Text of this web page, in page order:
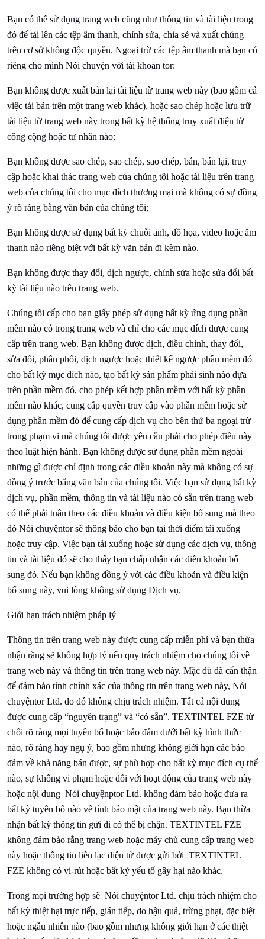
Bạn có thể sử dụng trang web cũng như thông tin và tài liệu trong
đó để tải lên các tệp âm thanh, chỉnh sửa, chia sẻ và xuất chúng
trên cơ sở không độc quyền. Ngoại trừ các tệp âm thanh mà bạn có
riêng cho mình Nói chuyện với tài khoản tor:
Bạn không được xuất bản lại tài liệu từ trang web này (bao gồm cả
việc tái bản trên một trang web khác), hoặc sao chép hoặc lưu trữ
tài liệu từ trang web này trong bất kỳ hệ thống truy xuất điện tử
công cộng hoặc tư nhân nào;
Bạn không được sao chép, sao chép, sao chép, bán, bán lại, truy
cập hoặc khai thác trang web của chúng tôi hoặc tài liệu trên trang
web của chúng tôi cho mục đích thương mại mà không có sự đồng
ý rõ ràng bằng văn bản của chúng tôi;
Bạn không được sử dụng bất kỳ chuỗi ảnh, đồ họa, video hoặc âm
thanh nào riêng biệt với bất kỳ văn bản đi kèm nào.
Bạn không được thay đổi, dịch ngược, chỉnh sửa hoặc sửa đổi bất
kỳ tài liệu nào trên trang web.
Chúng tôi cấp cho bạn giấy phép sử dụng bất kỳ ứng dụng phần
mềm nào có trong trang web và chỉ cho các mục đích được cung
cấp trên trang web. Bạn không được dịch, điều chỉnh, thay đổi,
sửa đổi, phân phối, dịch ngược hoặc thiết kế ngược phần mềm đó
cho bất kỳ mục đích nào, tạo bất kỳ sản phẩm phái sinh nào dựa
trên phần mềm đó, cho phép kết hợp phần mềm với bất kỳ phần
mềm nào khác, cung cấp quyền truy cập vào phần mềm hoặc sử
dụng phần mềm đó để cung cấp dịch vụ cho bên thứ ba ngoại trừ
trong phạm vi mà chúng tôi được yêu cầu phải cho phép điều này
theo luật hiện hành. Bạn không được sử dụng phần mềm ngoài
những gì được chỉ định trong các điều khoản này mà không có sự
đồng ý trước bằng văn bản của chúng tôi. Việc bạn sử dụng bất kỳ
dịch vụ, phần mềm, thông tin và tài liệu nào có sẵn trên trang web
có thể phải tuân theo các điều khoản và điều kiện bổ sung mà theo
đó Nói chuyệntor sẽ thông báo cho bạn tại thời điểm tải xuống
hoặc truy cập. Việc bạn tải xuống hoặc sử dụng các dịch vụ, thông
tin và tài liệu đó sẽ cho thấy bạn chấp nhận các điều khoản bổ
sung đó. Nếu bạn không đồng ý với các điều khoản và điều kiện
bổ sung này, vui lòng không sử dụng Dịch vụ.
Giới hạn trách nhiệm pháp lý
Thông tin trên trang web này được cung cấp miễn phí và bạn thừa
nhận rằng sẽ không hợp lý nếu quy trách nhiệm cho chúng tôi về
trang web này và thông tin trên trang web này. Mặc dù đã cẩn thận
để đảm bảo tính chính xác của thông tin trên trang web này, Nói
chuyệntor Ltd. do đó không chịu trách nhiệm. Tất cả nội dung
được cung cấp “nguyên trạng” và “có sẵn”. TEXTINTEL FZE từ
chối rõ ràng mọi tuyên bố hoặc bảo đảm dưới bất kỳ hình thức
nào, rõ ràng hay ngụ ý, bao gồm nhưng không giới hạn các bảo
đảm về khả năng bán được, sự phù hợp cho bất kỳ mục đích cụ thể
nào, sự không vi phạm hoặc đối với hoạt động của trang web này
hoặc nội dung Nói chuyệnptor Ltd. không đảm bảo hoặc đưa ra
bất kỳ tuyên bố nào về tính bảo mật của trang web này. Bạn thừa
nhận bất kỳ thông tin gửi đi có thể bị chặn. TEXTINTEL FZE
không đảm bảo rằng trang web hoặc máy chủ cung cấp trang web
này hoặc thông tin liên lạc điện tử được gửi bởi TEXTINTEL
FZE không có vi-rút hoặc bất kỳ yếu tố gây hại nào khác.
Trong mọi trường hợp sẽ Nói chuyệntor Ltd. chịu trách nhiệm cho
bất kỳ thiệt hại trực tiếp, gián tiếp, do hậu quả, trừng phạt, đặc biệt
hoặc ngẫu nhiên nào (bao gồm nhưng không giới hạn ở các thiệt